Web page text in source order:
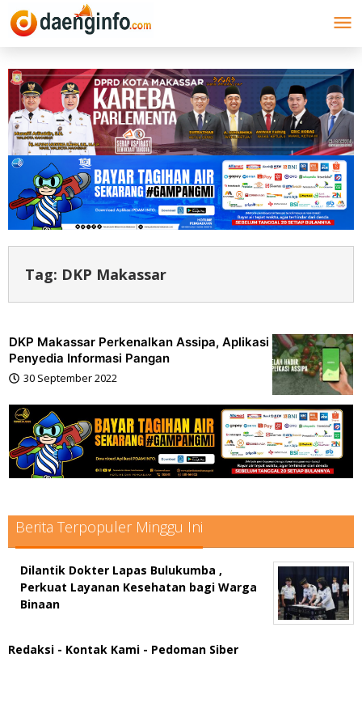
Lewati
ke
Tag: DKP Makassar
DKP Makassar Perkenalkan Assipa, Aplikasi
Penyedia Informasi Pangan
30 September 2022
Berita Terpopuler Minggu Ini
Dilantik Dokter Lapas Bulukumba ,
Perkuat Layanan Kesehatan bagi Warga
Binaan
Redaksi - Kontak Kami - Pedoman Siber